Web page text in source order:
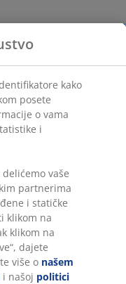
kako
posete
o vama
i
vaše
partnerima
i statičke
klikom na
klikom na
dajete
više o našem
i našoj politici